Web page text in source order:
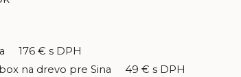
176 € s DPH
na drevo pre Sina 49 € s DPH